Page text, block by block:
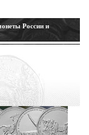
России и